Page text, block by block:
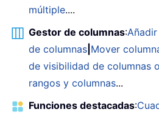
múltiple....
Gestor de columnas:
de columnas Mover
de visibilidad de columnas
rangos y columnas...
Funciones destacadas: